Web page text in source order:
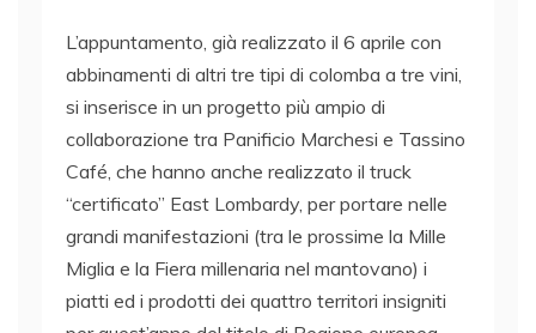
L’appuntamento, già realizzato il 6 aprile con
abbinamenti di altri tre tipi di colomba a tre vini,
si inserisce in un progetto più ampio di
collaborazione tra Panificio Marchesi e Tassino
Café, che hanno anche realizzato il truck
“certificato” East Lombardy, per portare nelle
grandi manifestazioni (tra le prossime la Mille
Miglia e la Fiera millenaria nel mantovano) i
piatti ed i prodotti dei quattro territori insigniti